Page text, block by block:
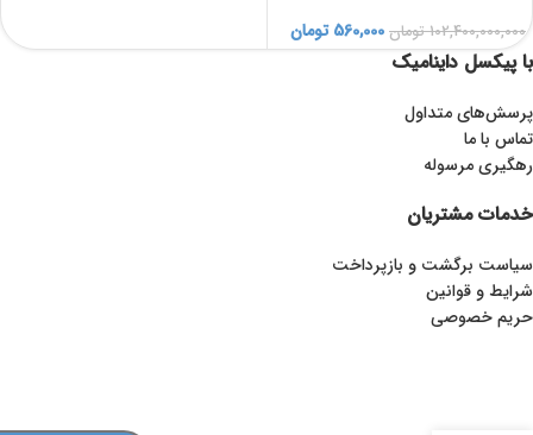
102,400,000,000 تومان 560,000 تومان
با پیکسل داینامیک
پرسش‌های متداول
تماس با ما
رهگیری مرسوله
خدمات مشتریان
سیاست برگشت و بازپرداخت
شرایط و قوانین
حریم خصوصی